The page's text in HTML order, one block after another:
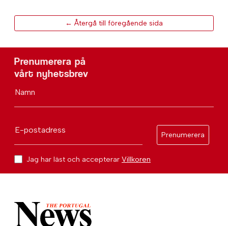
← Återgå till föregående sida
Prenumerera på
vårt nyhetsbrev
Namn
E-postadress
Prenumerera
Jag har läst och accepterar Villkoren